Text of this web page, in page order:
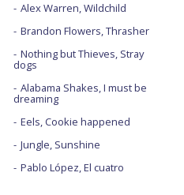
Alex Warren, Wildchild
Brandon Flowers, Thrasher
Nothing but Thieves, Stray
dogs
Alabama Shakes, I must be
dreaming
Eels, Cookie happened
Jungle, Sunshine
Pablo López, El cuatro